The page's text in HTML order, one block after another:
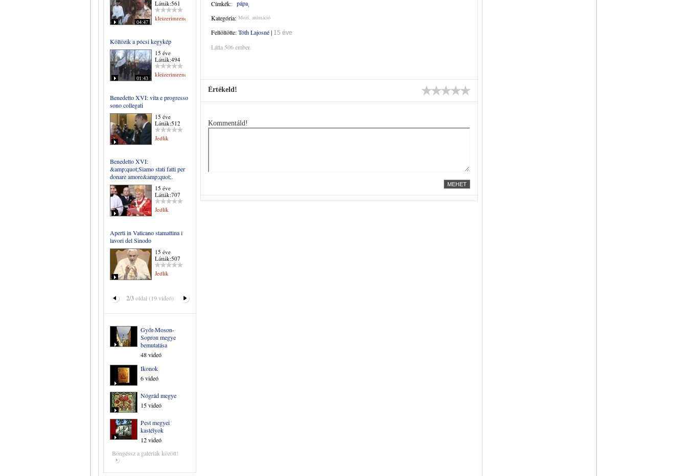
04:47
Látták:561
kleizerimrene
Költözik a pócsi kegykép
01:43
15 éve
Látták:494
kleizerimrene
Benedetto XVI: vita e progresso
sono collegati
15 éve
Látták:512
Jedlik
Benedetto XVI:
&amp;quot;Siamo stati fatti per
donare amore&amp;quot;.
15 éve
Látták:707
Jedlik
Aperti in Vaticano stamattina i
lavori del Sinodo
15 éve
Látták:507
Jedlik
2/3oldal (19 videó)
Győr-Moson-
Sopron megye
bemutatása
48 videó
Ikonok
6 videó
Nógrád megye
15 videó
Pest megyei
kastélyok
12 videó
Böngéssz a galériák között!
Címkék:
pápa
Kategória: Mozi, animáció
Feltöltötte:Tóth Lajosné| 15 éve
Látta 506 ember.
Értékeld!
Kommentáld!